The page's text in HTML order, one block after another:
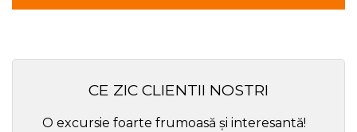
CE ZIC CLIENTII NOSTRI
O excursie foarte frumoasă și interesantă!